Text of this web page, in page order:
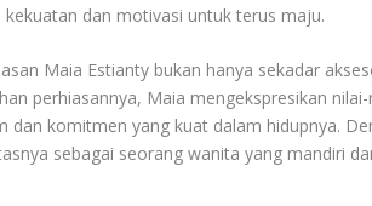
dan motivasi untuk terus maju.
Maia Estianty bukan hanya sekadar
perhiasannya, Maia mengekspresikan
dan komitmen yang kuat dalam hidupnya.
sebagai seorang wanita yang mandiri